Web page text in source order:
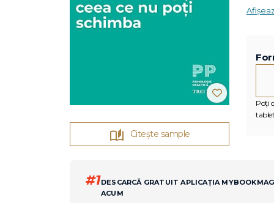
Citește sample
Poți
#1DESCARCĂ GRATUIT APLICAȚIA MYBOOKMAG
ACUM